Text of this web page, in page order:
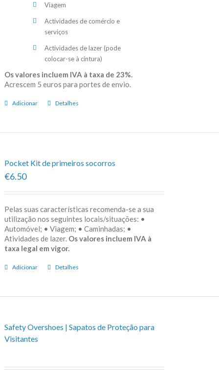
Viagem
Actividades de comércio e
serviços
Actividades de lazer (pode
colocar-se à cintura)
Os valores incluem IVA à taxa de 23%.
Acrescem 5 euros para portes de envio.
Adicionar Detalhes
Pocket Kit de primeiros socorros
€6.50
Pelas suas características recomenda-se a sua
utilização nos seguintes locais/situações: •
Automóvel; • Viagem; • Caminhadas; •
Atividades de lazer. Os valores incluem IVA à
taxa legal em vigor.
Adicionar Detalhes
Safety Overshoes | Sapatos de Proteção para
Visitantes